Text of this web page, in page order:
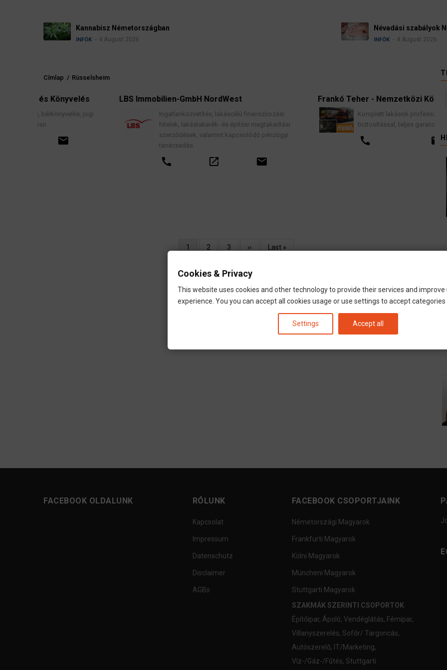
Németországban
4 August 2026
Névadási szabályok Németországban
4 August 2026
Morzsa
Címlap / Rüsselsheim
jogi
LBS Immobilien-GmbH NordWest
Ingatlanközvetítés, lakáscélú finanszírozási
hitelek, lakástakarék- és építési megtakarítási
szerződések, valamint kapcsolódó pénzügyi
open_in_new email
Frankó Teher - Nemzetközi Költöztetés
Komplett lakások professzionális költöztetése
biztosítással, teljes garancia vállalással.
Jelenlegi
1 Oldal
2 Oldal
3
Következő
››
Utolsó
Last »
FACEBOOK OLDALUNK RÓLUNK
Kapcsolat
Impressum
Datenschutz
Disclaimer
AGBs
FACEBOOK CSOPORTJAINK
Németországi Magyarok
Frankfurti Magyarok
Kölni Magyarok
Müncheni Magyarok
Stuttgarti Magyarok
SZAKMÁK SZERINTI CSOPORTOK
Építőipar, Ápoló, Vendéglátás, Fémipar,
Villanyszerelés, Sofőr/ Targoncás,
Autószerelő, IT/Marketing,
Víz-/Gáz-/Fűtés, Stuttgarti
Cookies & Privacy
This website uses cookies and other technology to provide their services and improve
experience. You you can accept all cookies usage or use settings to accept categories
Settings Accept all